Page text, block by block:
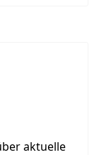
aktuelle